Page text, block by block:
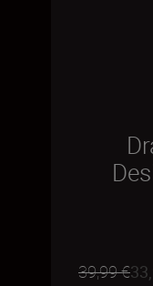
39,99 €